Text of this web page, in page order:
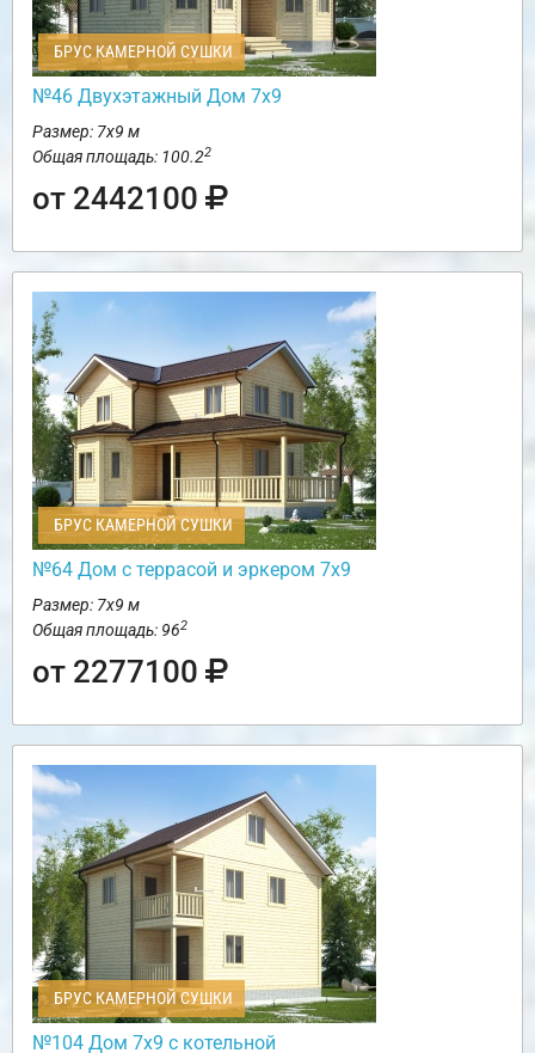
БРУС КАМЕРНОЙ СУШКИ
№46 Двухэтажный Дом 7х9
Размер: 7х9 м
Общая площадь: 100.22
от 2442100
БРУС КАМЕРНОЙ СУШКИ
№64 Дом с террасой и эркером 7х9
Размер: 7х9 м
Общая площадь: 962
от 2277100
БРУС КАМЕРНОЙ СУШКИ
№104 Дом 7х9 с котельной